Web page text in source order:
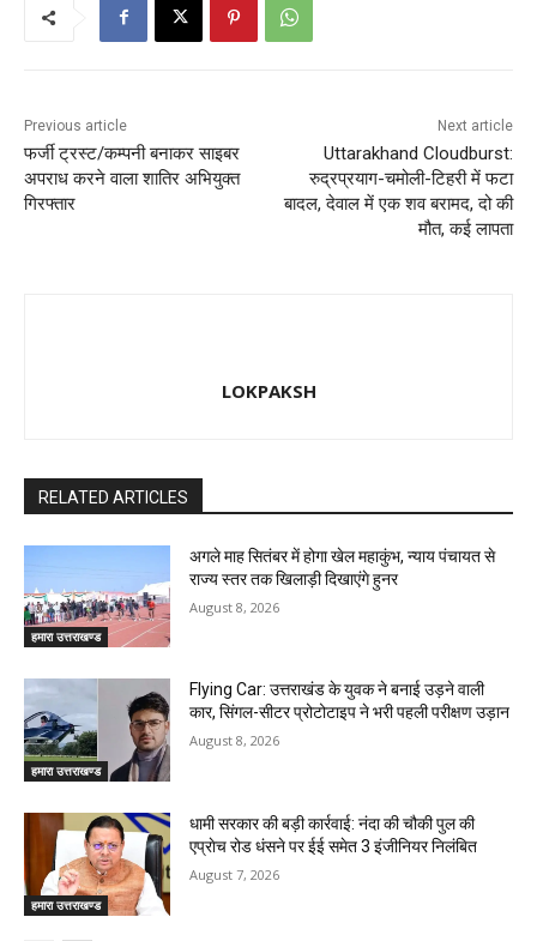
n
Previous article
फर्जी ट्रस्ट/कम्पनी बनाकर साइबर
अपराध करने वाला शातिर अभियुक्त
गिरफ्तार
Next article
Uttarakhand Cloudburst:
रुद्रप्रयाग-चमोली-टिहरी में फटा
बादल, देवाल में एक शव बरामद, दो की
मौत, कई लापता
LOKPAKSH
RELATED ARTICLES
हमारा उत्तराखण्ड
अगले माह सितंबर में होगा खेल महाकुंभ, न्याय पंचायत से
राज्य स्तर तक खिलाड़ी दिखाएंगे हुनर
August 8, 2026
हमारा उत्तराखण्ड
Flying Car: उत्तराखंड के युवक ने बनाई उड़ने वाली
कार, सिंगल-सीटर प्रोटोटाइप ने भरी पहली परीक्षण उड़ान
August 8, 2026
हमारा उत्तराखण्ड
धामी सरकार की बड़ी कार्रवाई: नंदा की चौकी पुल की
एप्राेच रोड धंसने पर ईई समेत 3 इंजीनियर निलंबित
August 7, 2026